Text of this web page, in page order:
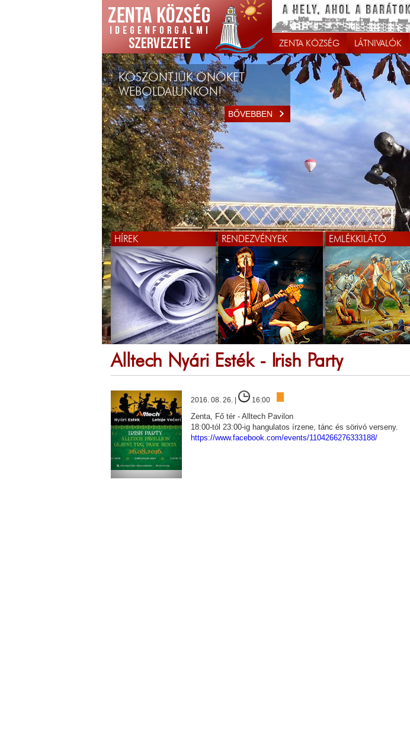
ZENTA KÖZSÉG LÁTNIVALÓK
KÖSZÖNTJÜK ÖNÖKET
WEBOLDALUNKON!
BŐVEBBEN
HÍREK RENDEZVÉNYEK EMLÉKKILÁTÓ
Alltech Nyári Esték - Irish Party
2016. 08. 26. | 16:00
Zenta, Fő tér - Alltech Pavilon
18:00-tól 23:00-ig hangulatos írzene, tánc és sörivó verseny.
https://www.facebook.com/events/1104266276333188/